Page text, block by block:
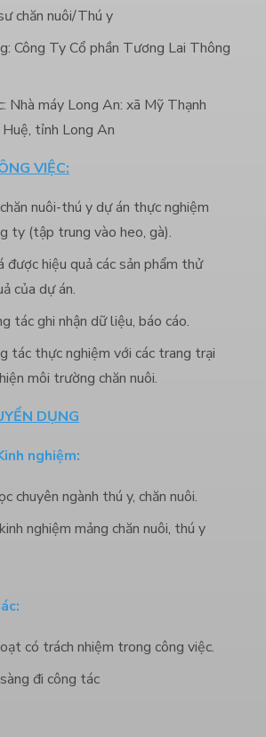
chăn nuôi/Thú y
Công Ty Cổ phần Tương Lai Thông
Nhà máy Long An: xã Mỹ Thạnh
tỉnh Long An
VIỆC:
nuôi-thú y dự án thực nghiệm
ty (tập trung vào heo, gà).
được hiệu quả các sản phẩm thử
của dự án.
tác ghi nhận dữ liệu, báo cáo.
tác thực nghiệm với các trang trại
môi trường chăn nuôi.
DỤNG
nghiệm:
chuyên ngành thú y, chăn nuôi.
nghiệm mảng chăn nuôi, thú y
có trách nhiệm trong công việc.
đi công tác